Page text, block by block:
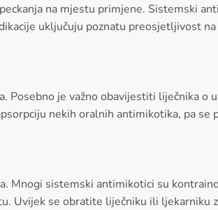
na mjestu primjene. Sistemski
uključuju poznatu preosjetljivost
je važno obavijestiti liječnika o
nekih oralnih antimikotika, pa se
Mnogi sistemski antimikotici su
Uvijek se obratite liječniku ili ljekarniku